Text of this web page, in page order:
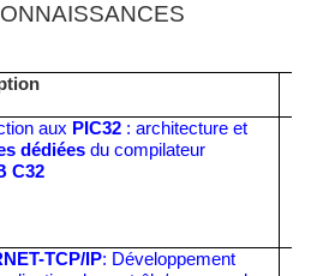
aux PIC32 : architecture et
dédiéesdu compilateur
C32
TCP/IP: Développement